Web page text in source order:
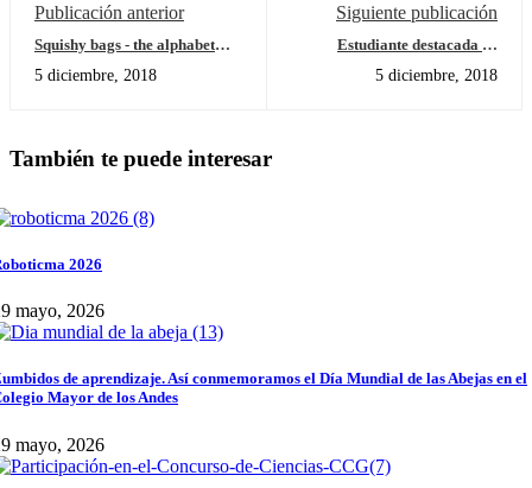
Publicación anterior
Squishy bags - the alphabet
5 diciembre, 2018
Siguiente publicación
Estudiante destacada en
5 diciembre, 2018
También te puede interesar
2026
mayo, 2026
de aprendizaje. Así conmemoramos el Día Mundial de las Abejas en el
Mayor de los Andes
mayo, 2026